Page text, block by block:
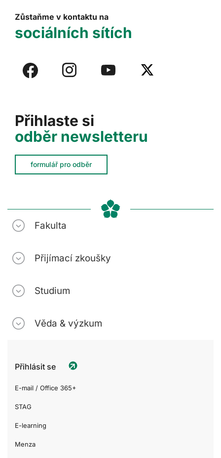
Přihlaste si
odběr newsletteru
formulář pro odběr
Zůstaňme v kontaktu na
sociálních sítích
Fakulta
Přijímací zkoušky
Studium
Věda & výzkum
Přihlásit se
E-mail / Office 365+
STAG
E-learning
Menza